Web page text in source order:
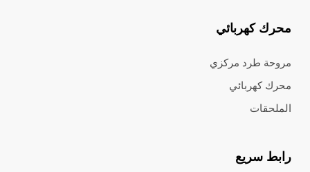
محرك كهربائي
مروحة طرد مركزي
محرك كهربائي
الملحقات
رابط سريع